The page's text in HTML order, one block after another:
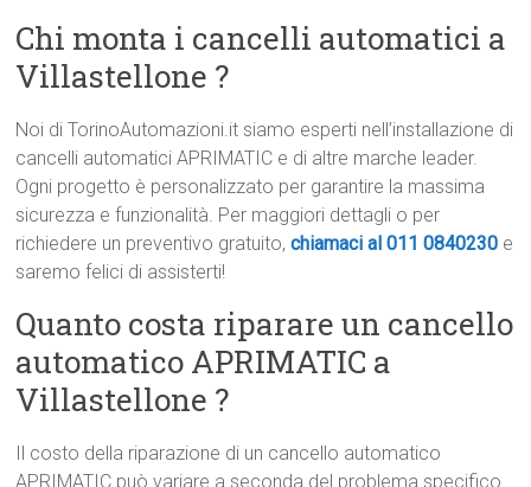
Chi monta i cancelli automatici a
Villastellone ?
Noi di TorinoAutomazioni.it siamo esperti nell’installazione di
cancelli automatici APRIMATIC e di altre marche leader.
Ogni progetto è personalizzato per garantire la massima
sicurezza e funzionalità. Per maggiori dettagli o per
richiedere un preventivo gratuito,chiamaci al 011 0840230 e
saremo felici di assisterti!
Quanto costa riparare un cancello
automatico APRIMATIC a
Villastellone ?
Il costo della riparazione di un cancello automatico
APRIMATIC può variare a seconda del problema specifico.